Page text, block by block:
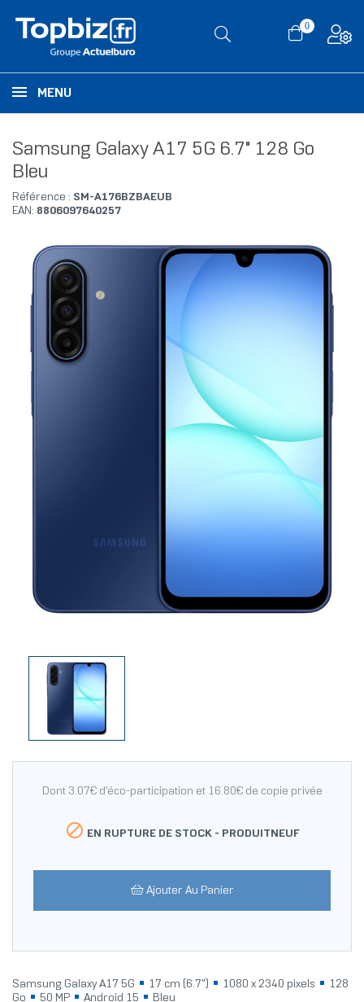
0
MENU
Samsung Galaxy A17 5G 6.7" 128 Go
Bleu
Référence : SM-A176BZBAEUB
EAN: 8806097640257
Dont 3.07€ d'éco-participation et 16.80€ de copie privée
 EN RUPTURE DE STOCK - PRODUITNEUF
Ajouter Au Panier
Samsung Galaxy A17 5G 17 cm (6.7") 1080 x 2340 pixels
128
Go
50 MP Android 15 Bleu